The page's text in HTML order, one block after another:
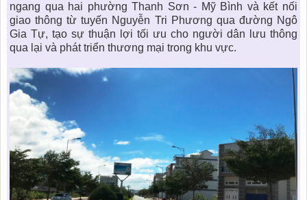
ngang qua hai phường Thanh Sơn - Mỹ Bình và kết nối
giao thông từ tuyến Nguyễn Tri Phương qua đường Ngô
Gia Tự, tạo sự thuận lợi tối ưu cho người dân lưu thông
qua lại và phát triển thương mại trong khu vực.